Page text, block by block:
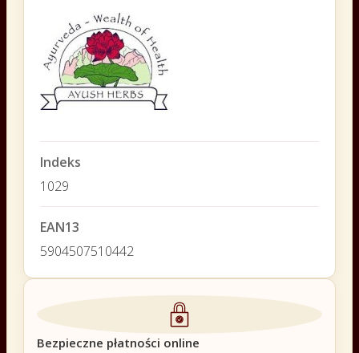
Indeks
1029
EAN13
5904507510442
Bezpieczne płatności online